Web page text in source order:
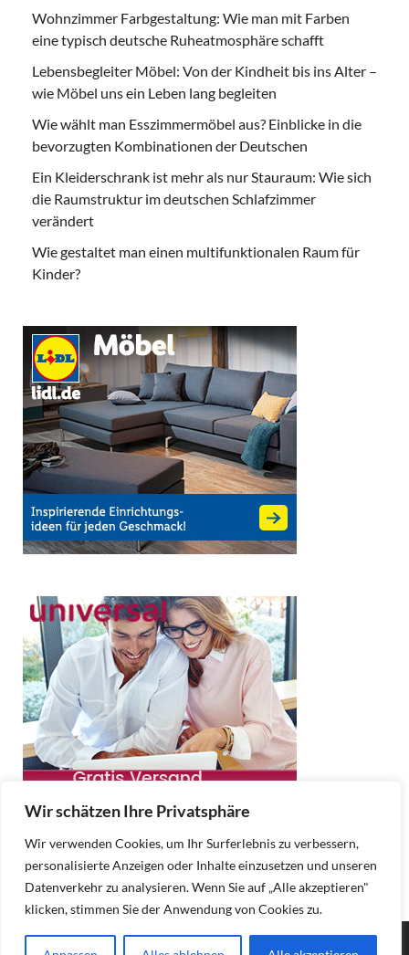
Wir schätzen Ihre Privatsphäre
Wir verwenden Cookies, um Ihr Surferlebnis zu verbessern,
personalisierte Anzeigen oder Inhalte einzusetzen und unseren
Datenverkehr zu analysieren. Wenn Sie auf „Alle akzeptieren"
klicken, stimmen Sie der Anwendung von Cookies zu.
Wohnzimmer Farbgestaltung: Wie man mit Farben
eine typisch deutsche Ruheatmosphäre schafft
Lebensbegleiter Möbel: Von der Kindheit bis ins Alter –
wie Möbel uns ein Leben lang begleiten
Wie wählt man Esszimmermöbel aus? Einblicke in die
bevorzugten Kombinationen der Deutschen
Ein Kleiderschrank ist mehr als nur Stauraum: Wie sich
die Raumstruktur im deutschen Schlafzimmer
verändert
Wie gestaltet man einen multifunktionalen Raum für
Kinder?